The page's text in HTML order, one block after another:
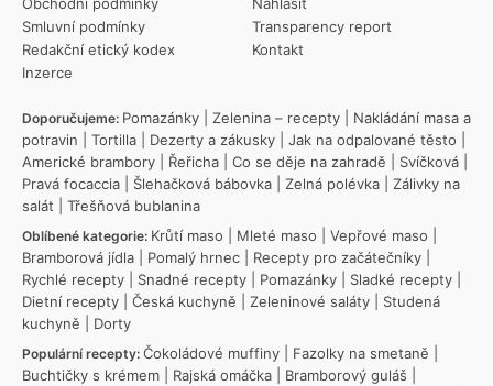
Smluvní podmínky
Redakční etický kodex
Inzerce
Transparency report
Kontakt
Doporučujeme: Pomazánky Zelenina – recepty
Nakládání masa a
potravin
Tortilla Dezerty a zákusky Jak na odpalované těsto
Americké brambory
Řeřicha Co se děje na zahradě Svíčková
Pravá focaccia
Šlehačková bábovka Zelná polévka
Zálivky na
salát
Třešňová bublanina
Oblíbené kategorie: Krůtí maso Mleté maso Vepřové maso
Bramborová jídla
Pomalý hrnec Recepty pro začátečníky
Rychlé recepty
Snadné recepty Pomazánky Sladké recepty
Dietní recepty
Česká kuchyně Zeleninové saláty
Studená
kuchyně
Dorty
Populární recepty: Čokoládové muffiny Fazolky na smetaně
Buchtičky s krémem
Rajská omáčka Bramborový guláš